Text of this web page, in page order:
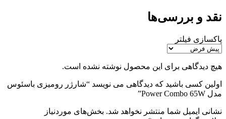
نقد و بررسی‌ها
پاکسازی فیلتر
هیچ دیدگاهی برای این محصول نوشته نشده است.
اولین کسی باشید که دیدگاهی می نویسد “شارژر رومیزی باسئوس
مدل Power Combo 65W”
نشانی ایمیل شما منتشر نخواهد شد. بخش‌های موردنیاز